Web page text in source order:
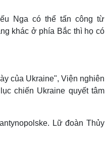
Nga có thể tấn công từ
khác ở phía Bắc thì họ có
của Ukraine", Viện nghiên
chiến Ukraine quyết tâm
Lữ đoàn Thủy